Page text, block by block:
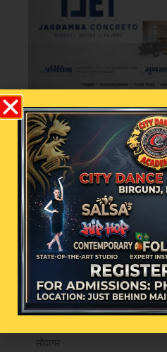
भर्खरै
२५० रुपैयाँको किनमेलले
दिलायो १० लाख ! शिव कृष्ण
जनरल स्टोरका ग्राहक बने
पहिलो बम्पर विजेता
काठमाडौं– केवल २५० रुपैयाँको सामान
खरिद गरेर सक्कली बिल लिएका
तेल चोरीको आरोपमा सौदागर
पेट्रोल पम्पका सञ्चालक सुनैन
मियाँसहित सात जना पक्राउ
वीरगन्ज– सरकारी इन्धन चोरी गरेको
सौदागर